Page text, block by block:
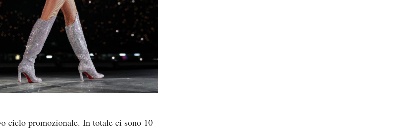
ciclo promozionale. In totale ci sono 10